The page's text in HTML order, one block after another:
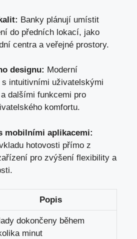
Banky plánují umístit
do předních lokací, ‍jako
centra a veřejné prostory.
⁤designu: Moderní
s ‌intuitivními uživatelskými
dalšími funkcemi pro
komfortu.
mobilními aplikacemi:
hotovosti přímo z
pro zvýšení flexibility a
Popis
dokončeny ‌během
minut